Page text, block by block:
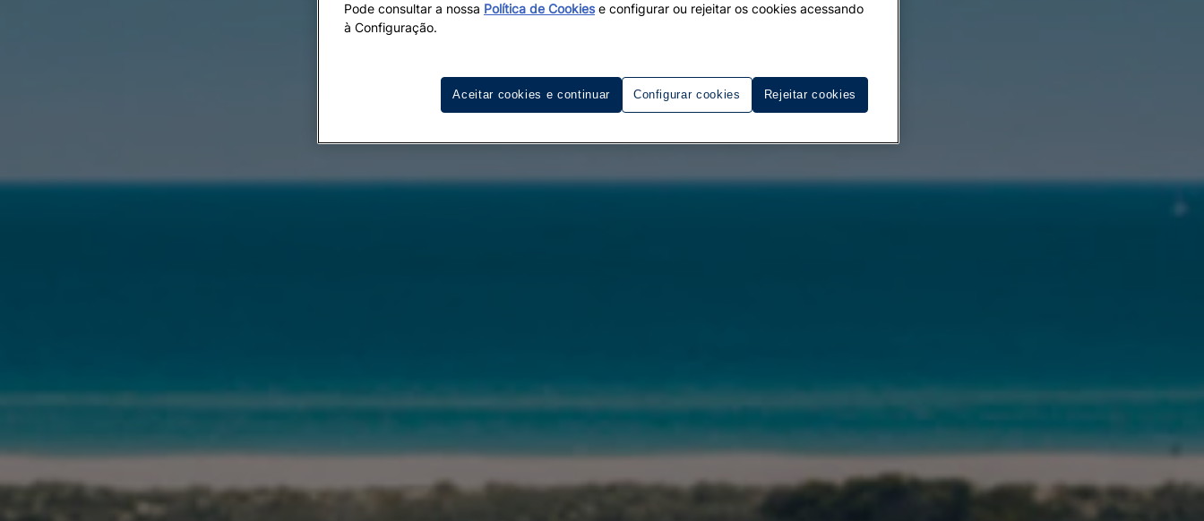
Pode consultar a nossa Política de Cookiese configurar ou rejeitar os cookies acessando
à Configuração.
Configurar cookies Rejeitar cookies
Aceitar cookies e continuar